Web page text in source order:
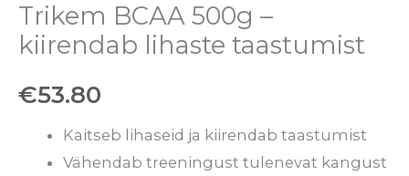
Trikem BCAA 500g –
kiirendab lihaste taastumist
€53.80
Kaitseb lihaseid ja kiirendab taastumist
Vähendab treeningust tulenevat kangust